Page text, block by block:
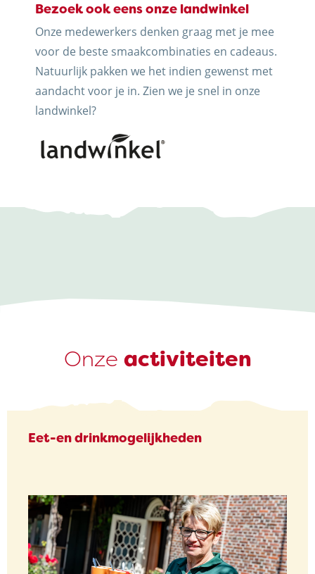
Privacybeleid
Bezoek ook eens onze landwinkel
Onze medewerkers denken graag met je mee
voor de beste smaakcombinaties en cadeaus.
Natuurlijk pakken we het indien gewenst met
aandacht voor je in. Zien we je snel in onze
landwinkel?
Onze activiteiten
Eet-en drinkmogelijkheden